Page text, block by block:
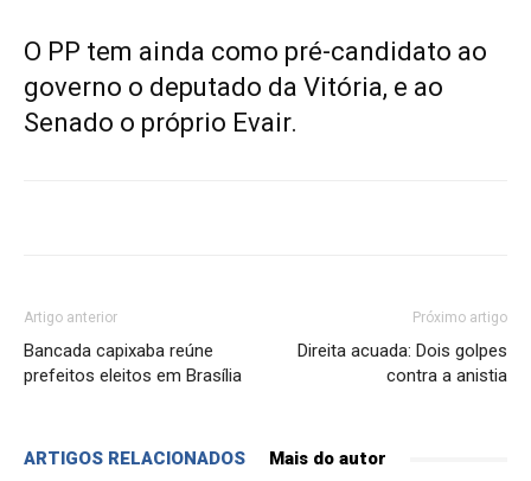
O PP tem ainda como pré-candidato ao
governo o deputado da Vitória, e ao
Senado o próprio Evair.
Artigo anterior
Bancada capixaba reúne
prefeitos eleitos em Brasília
Próximo artigo
Direita acuada: Dois golpes
contra a anistia
ARTIGOS RELACIONADOS Mais do autor